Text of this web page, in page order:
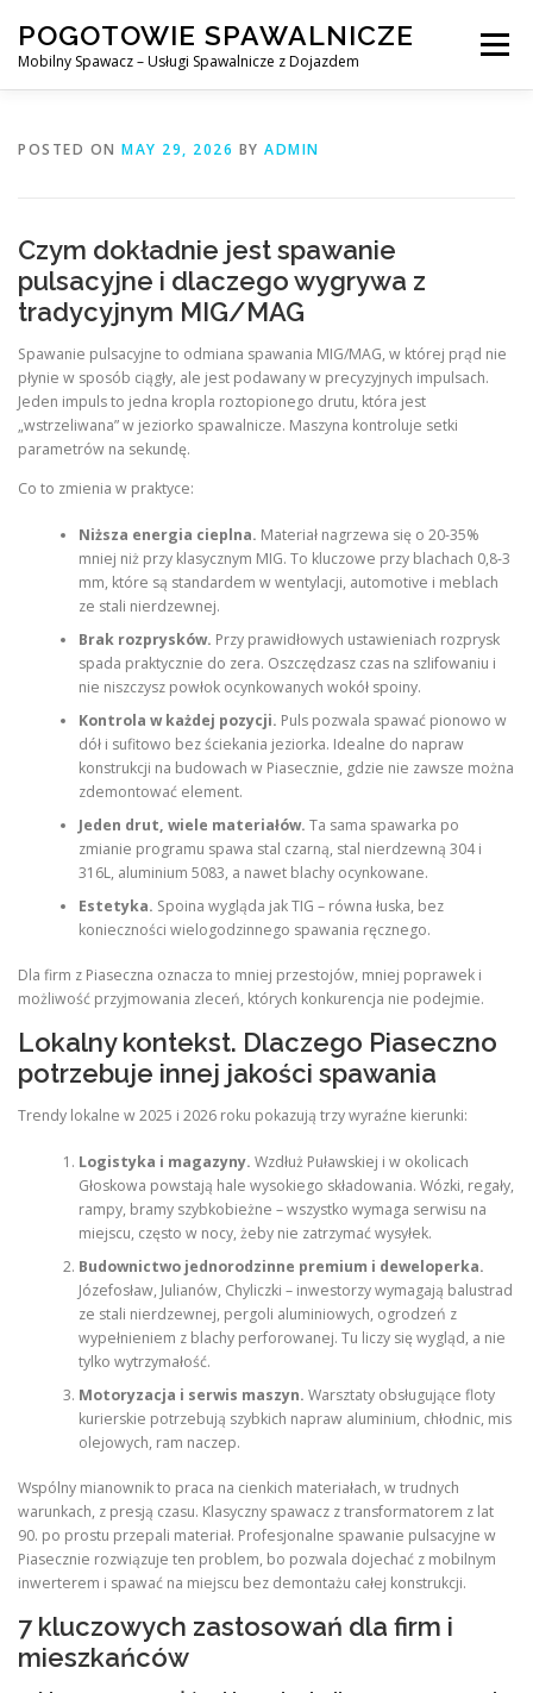
content
POGOTOWIE SPAWALNICZE
Mobilny Spawacz – Usługi Spawalnicze z Dojazdem
Menu
KONTAKT
POSTED ON MAY 29, 2026 BY ADMIN
Czym dokładnie jest spawanie
pulsacyjne i dlaczego wygrywa z
tradycyjnym MIG/MAG
Spawanie pulsacyjne to odmiana spawania MIG/MAG, w której prąd nie
płynie w sposób ciągły, ale jest podawany w precyzyjnych impulsach.
Jeden impuls to jedna kropla roztopionego drutu, która jest
„wstrzeliwana” w jeziorko spawalnicze. Maszyna kontroluje setki
parametrów na sekundę.
Co to zmienia w praktyce:
Niższa energia cieplna. Materiał nagrzewa się o 20-35%
mniej niż przy klasycznym MIG. To kluczowe przy blachach 0,8-3
mm, które są standardem w wentylacji, automotive i meblach
ze stali nierdzewnej.
Brak rozprysków. Przy prawidłowych ustawieniach rozprysk
spada praktycznie do zera. Oszczędzasz czas na szlifowaniu i
nie niszczysz powłok ocynkowanych wokół spoiny.
Kontrola w każdej pozycji. Puls pozwala spawać pionowo w
dół i sufitowo bez ściekania jeziorka. Idealne do napraw
konstrukcji na budowach w Piasecznie, gdzie nie zawsze można
zdemontować element.
Jeden drut, wiele materiałów. Ta sama spawarka po
zmianie programu spawa stal czarną, stal nierdzewną 304 i
316L, aluminium 5083, a nawet blachy ocynkowane.
Estetyka. Spoina wygląda jak TIG – równa łuska, bez
konieczności wielogodzinnego spawania ręcznego.
Dla firm z Piaseczna oznacza to mniej przestojów, mniej poprawek i
możliwość przyjmowania zleceń, których konkurencja nie podejmie.
Lokalny kontekst. Dlaczego Piaseczno
potrzebuje innej jakości spawania
Trendy lokalne w 2025 i 2026 roku pokazują trzy wyraźne kierunki:
Logistyka i magazyny. Wzdłuż Puławskiej i w okolicach
Głoskowa powstają hale wysokiego składowania. Wózki, regały,
rampy, bramy szybkobieżne – wszystko wymaga serwisu na
miejscu, często w nocy, żeby nie zatrzymać wysyłek.
Budownictwo jednorodzinne premium i deweloperka.
Józefosław, Julianów, Chyliczki – inwestorzy wymagają balustrad
ze stali nierdzewnej, pergoli aluminiowych, ogrodzeń z
wypełnieniem z blachy perforowanej. Tu liczy się wygląd, a nie
tylko wytrzymałość.
Motoryzacja i serwis maszyn. Warsztaty obsługujące floty
kurierskie potrzebują szybkich napraw aluminium, chłodnic, mis
olejowych, ram naczep.
Wspólny mianownik to praca na cienkich materiałach, w trudnych
warunkach, z presją czasu. Klasyczny spawacz z transformatorem z lat
90. po prostu przepali materiał. Profesjonalne spawanie pulsacyjne w
Piasecznie rozwiązuje ten problem, bo pozwala dojechać z mobilnym
inwerterem i spawać na miejscu bez demontażu całej konstrukcji.
7 kluczowych zastosowań dla firm i
mieszkańców